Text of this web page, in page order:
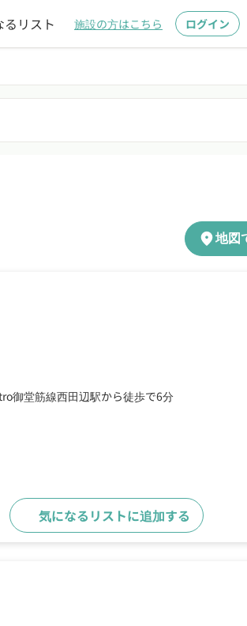
るリスト 施設の方はこちら ログイン
location_on地図
御堂筋線西田辺駅から徒歩で6分
気になるリストに追加する